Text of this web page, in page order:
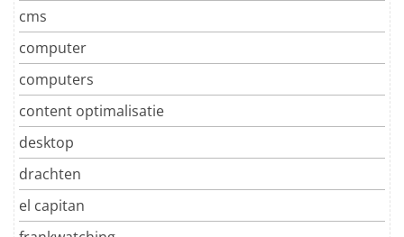
cms
computer
computers
content optimalisatie
desktop
drachten
el capitan